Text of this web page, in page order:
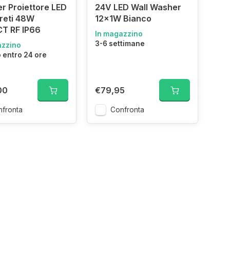
Proiettore LED
48W
RF IP66
entro 24 ore
24V LED Wall Washer
12x1W Bianco
In magazzino
3-6 settimane
€79,95
Confronta